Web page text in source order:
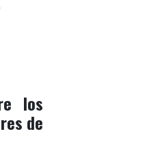
los
de